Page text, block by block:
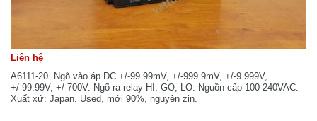
Liên hệ
A6111-20. Ngõ vào áp DC +/-99.99mV, +/-999.9mV, +/-9.999V,
+/-99.99V, +/-700V. Ngõ ra relay HI, GO, LO. Nguồn cấp 100-240VAC.
Xuất xứ: Japan. Used, mới 90%, nguyên zin.